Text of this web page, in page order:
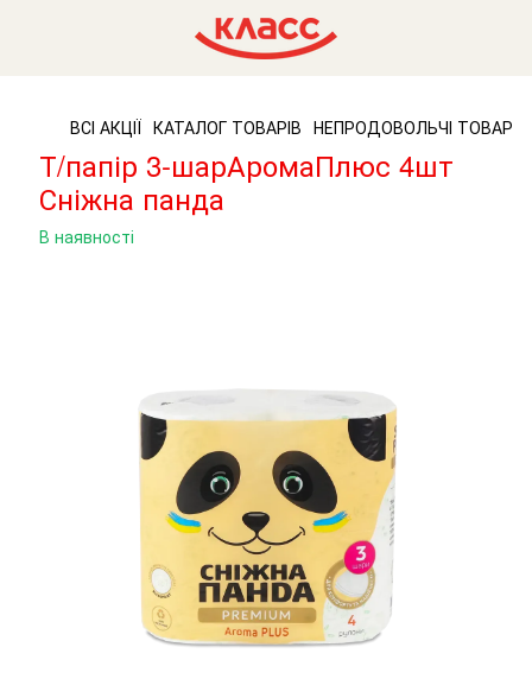
ВСІ АКЦІЇ КАТАЛОГ ТОВАРІВ НЕПРОДОВОЛЬЧІ ТОВАРИ
Т/папір 3-шарАромаПлюс 4шт
Сніжна панда
В наявності